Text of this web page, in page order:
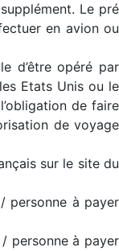
Le pré
en avion ou
d’être opéré par
Etats Unis ou le
de faire
de voyage
sur le site du
personne à payer
personne à payer